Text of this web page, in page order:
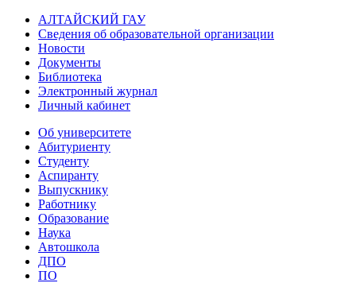
АЛТАЙСКИЙ ГАУ
Сведения об образовательной организации
Новости
Документы
Библиотека
Электронный журнал
Личный кабинет
Об университете
Абитуриенту
Студенту
Аспиранту
Выпускнику
Работнику
Образование
Наука
Автошкола
ДПО
ПО